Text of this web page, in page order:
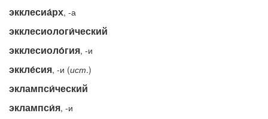
экклесиа́рх, -а
экклесиологи́ческий
экклесиоло́гия, -и
эккле́сия, -и (ист.)
эклампси́ческий
эклампси́я, -и